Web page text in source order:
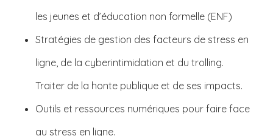
les jeunes et d’éducation non formelle (ENF)
Stratégies de gestion des facteurs de stress en
ligne, de la cyberintimidation et du trolling.
Traiter de la honte publique et de ses impacts.
Outils et ressources numériques pour faire face
au stress en ligne.